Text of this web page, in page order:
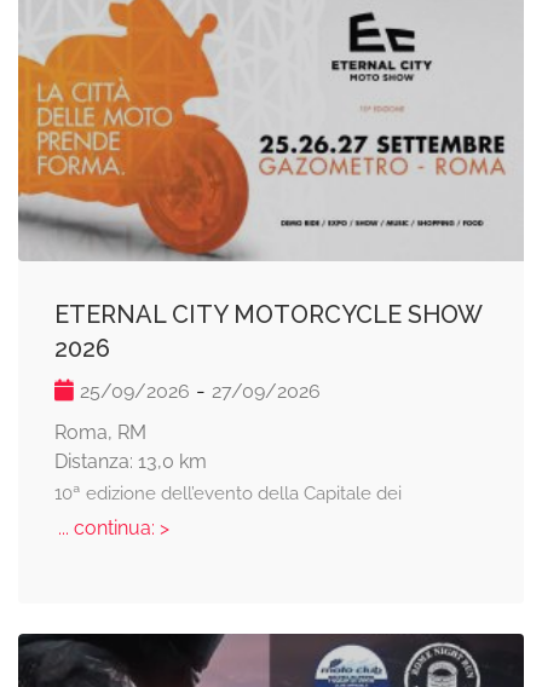
ETERNAL CITY MOTORCYCLE SHOW
2026
25/09/2026 - 27/09/2026
Roma, RM
Distanza: 13,0 km
10ª edizione dell’evento della Capitale dei
... continua: >